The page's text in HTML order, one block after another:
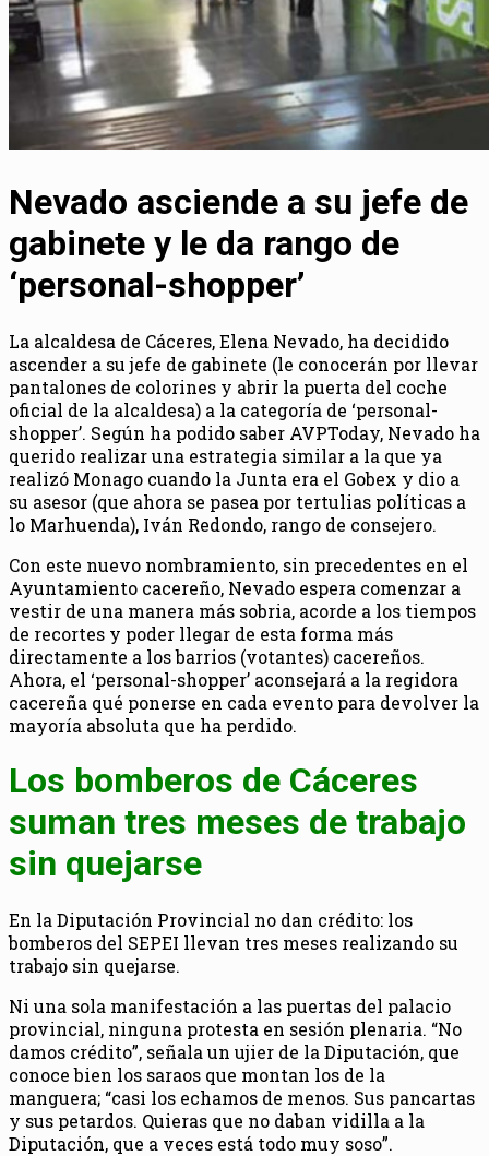
Nevado asciende a su jefe de
gabinete y le da rango de
‘personal-shopper’
La alcaldesa de Cáceres, Elena Nevado, ha decidido
ascender a su jefe de gabinete (le conocerán por llevar
pantalones de colorines y abrir la puerta del coche
oficial de la alcaldesa) a la categoría de ‘personal-
shopper’. Según ha podido saber AVPToday, Nevado ha
querido realizar una estrategia similar a la que ya
realizó Monago cuando la Junta era el Gobex y dio a
su asesor (que ahora se pasea por tertulias políticas a
lo Marhuenda), Iván Redondo, rango de consejero.
Con este nuevo nombramiento, sin precedentes en el
Ayuntamiento cacereño, Nevado espera comenzar a
vestir de una manera más sobria, acorde a los tiempos
de recortes y poder llegar de esta forma más
directamente a los barrios (votantes) cacereños.
Ahora, el ‘personal-shopper’ aconsejará a la regidora
cacereña qué ponerse en cada evento para devolver la
mayoría absoluta que ha perdido.
Los bomberos de Cáceres
suman tres meses de trabajo
sin quejarse
En la Diputación Provincial no dan crédito: los
bomberos del SEPEI llevan tres meses realizando su
trabajo sin quejarse.
Ni una sola manifestación a las puertas del palacio
provincial, ninguna protesta en sesión plenaria. “No
damos crédito”, señala un ujier de la Diputación, que
conoce bien los saraos que montan los de la
manguera; “casi los echamos de menos. Sus pancartas
y sus petardos. Quieras que no daban vidilla a la
Diputación, que a veces está todo muy soso”.